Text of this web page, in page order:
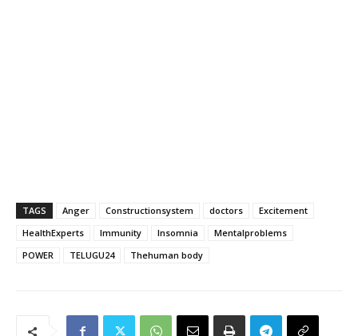
TAGS Anger Constructionsystem doctors
Excitement
HealthExperts
Immunity Insomnia
Mentalproblems
POWER
TELUGU24 Thehuman body